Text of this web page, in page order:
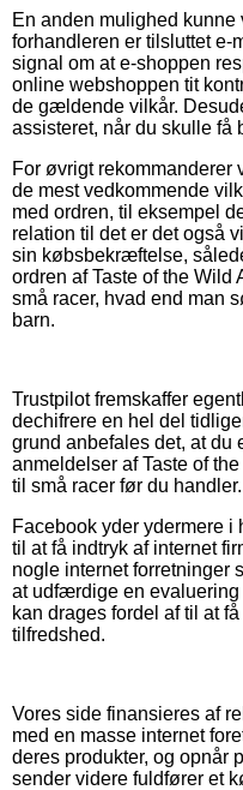
En anden mulighed
forhandleren er tilsluttet e-
signal om at e-shoppen
online webshoppen tit
de gældende vilkår.
assisteret, når du skulle
For øvrigt rekommanderer
de mest vedkommende
med ordren, til eksempel
relation til det er det også
sin købsbekræftelse,
ordren af Taste of the Wild
små racer, hvad end man
barn.
Trustpilot fremskaffer
dechifrere en hel del
grund anbefales det, at du
anmeldelser af Taste of
til små racer før du handler.
Facebook yder ydermere
til at få indtryk af internet
nogle internet forretninger
at udfærdige en
kan drages fordel af til at
tilfredshed.
Vores side finansieres af
med en masse internet
deres produkter, og opnår
sender videre fuldfører et